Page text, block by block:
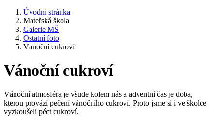
Úvodní stránka
Mateřská škola
Galerie MŠ
Ostatní foto
Vánoční cukroví
Vánoční cukroví
Vánoční atmosféra je všude kolem nás a adventní čas je doba,
kterou provází pečení vánočního cukroví. Proto jsme si i ve školce
vyzkoušeli péct cukroví.